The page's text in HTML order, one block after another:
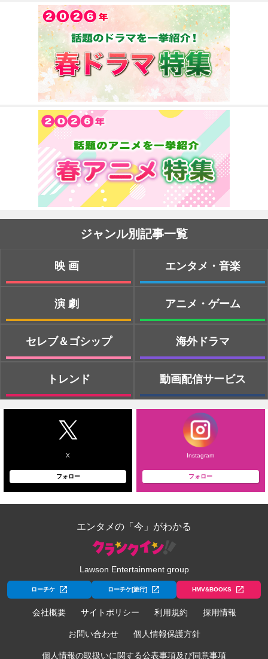
ジャンル別記事一覧
映画
演劇
セレブ＆ゴシップ
トレンド
エンタメ・音楽
アニメ・ゲーム
海外ドラマ
動画配信サービス
X
フォロー
Instagram
フォロー
エンタメの「今」がわかる
Lawson Entertainment group
ローチケ ローチケ[旅行] HMV&BOOKS
会社概要 サイトポリシー 利用規約 採用情報
お問い合わせ 個人情報保護方針
個人情報の取扱いに関する公表事項及び同意事項